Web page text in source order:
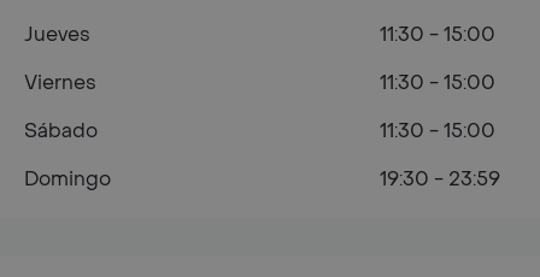
Jueves
11:30 - 15:00
Viernes
11:30 - 15:00
Sábado
11:30 - 15:00
Domingo
19:30 - 23:59